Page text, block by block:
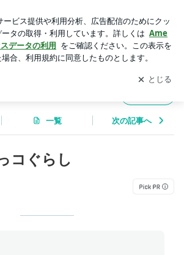
ドして ブログの更新通知
を受け取りまし
開く
一覧 次の記事へ
コぐらし